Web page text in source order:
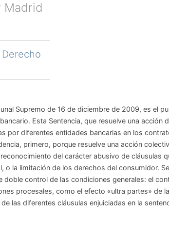
Madrid
Supremo de 16 de diciembre de 2009, es el
Esta Sentencia, que resuelve una acción
por diferentes entidades bancarias en los
primero, porque resuelve una acción
del carácter abusivo de cláusulas
la limitación de los derechos del consumidor.
control de las condiciones generales: el
procesales, como el efecto «ultra partes» de
las diferentes cláusulas enjuiciadas en la